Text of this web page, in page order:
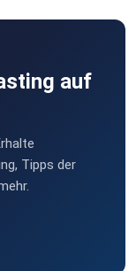
auf
Tipps der